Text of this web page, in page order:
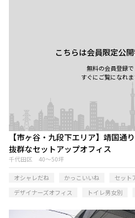
こちらは会員限定公
無料の会員登録で
すぐにご覧になれ
【市ヶ谷・九段下エリア】靖国通
抜群なセットアップオフィス
千代田区 40～50坪
オシャレだね かっこいいね
セット
デザイナーズオフィス
トイレ男女別